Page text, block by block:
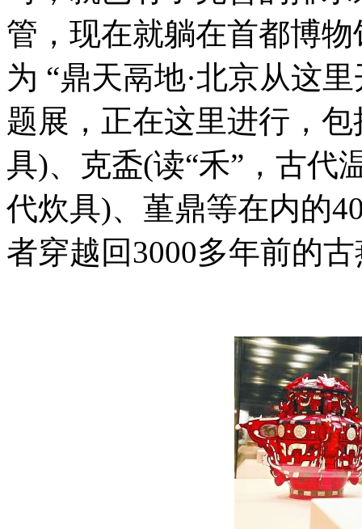
管，现在就躺在首都博
为 “鼎天鬲地·北京从这
题展，正在这里进行，
具)、克盉(读“禾”，古代
代炊具)、堇鼎等在内的
者穿越回3000多年前的